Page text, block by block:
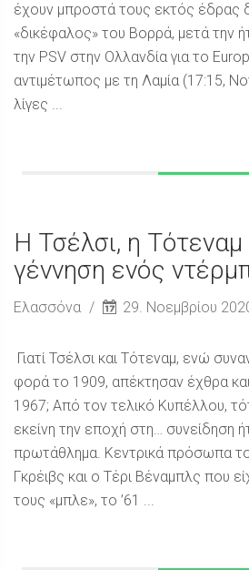
έχουν μπροστά τους εκτός έδρας
«δικέφαλος» του Βορρά, μετά την
την PSV στην Ολλανδία για το
αντιμέτωπος με τη Λαμία (17:15,
λίγες ...
Η Τσέλσι, η Τότεναμ
γέννηση ενός
Ελασσόνα 29. Νοεμβρίου
Γιατί Τσέλσι και Τότεναμ, ενώ
φορά το 1909, απέκτησαν έχθρα
1967; Από τον τελικό Κυπέλλου,
εκείνη την εποχή στη… συνείδηση
πρωτάθλημα. Κεντρικά πρόσωπα
Γκρέιβς και ο Τέρι Βέναμπλς που
τους «μπλε», το ’61 ...